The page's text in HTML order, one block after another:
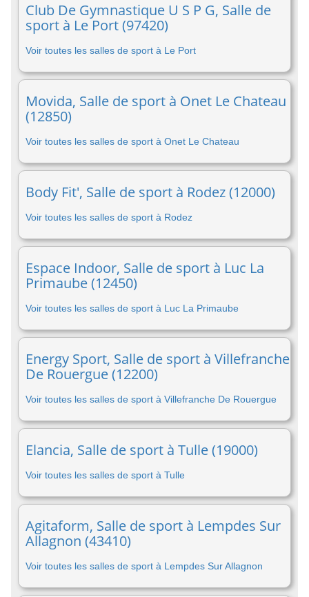
Club De Gymnastique U S P G, Salle de
sport à Le Port (97420)
Voir toutes les salles de sport à Le Port
Movida, Salle de sport à Onet Le Chateau
(12850)
Voir toutes les salles de sport à Onet Le Chateau
Body Fit', Salle de sport à Rodez (12000)
Voir toutes les salles de sport à Rodez
Espace Indoor, Salle de sport à Luc La
Primaube (12450)
Voir toutes les salles de sport à Luc La Primaube
Energy Sport, Salle de sport à Villefranche
De Rouergue (12200)
Voir toutes les salles de sport à Villefranche De Rouergue
Elancia, Salle de sport à Tulle (19000)
Voir toutes les salles de sport à Tulle
Agitaform, Salle de sport à Lempdes Sur
Allagnon (43410)
Voir toutes les salles de sport à Lempdes Sur Allagnon